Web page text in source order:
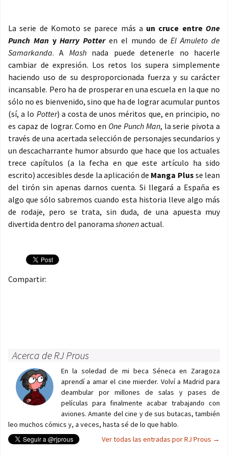
La serie de Komoto se parece más a un cruce entre One
Punch ManyHarry Potteren el mundo deEl Amuleto de
Samarkanda. A Mashnada puede detenerle no hacerle
cambiar de expresión. Los retos los supera simplemente
haciendo uso de su desproporcionada fuerza y su carácter
incansable. Pero ha de prosperar en una escuela en la que no
sólo no es bienvenido, sino que ha de lograr acumular puntos
(sí, a lo Potter) a costa de unos méritos que, en principio, no
es capaz de lograr. Como en One Punch Man, la serie pivota a
través de una acertada selección de personajes secundarios y
un descacharrante humor absurdo que hace que los actuales
trece capítulos (a la fecha en que este artículo ha sido
escrito) accesibles desde la aplicación de Manga Plus se lean
del tirón sin apenas darnos cuenta. Si llegará a España es
algo que sólo sabremos cuando esta historia lleve algo más
de rodaje, pero se trata, sin duda, de una apuesta muy
divertida dentro del panorama shonenactual.
Compartir:
Acerca de RJ Prous
En la soledad de mi beca Séneca en Zaragoza
aprendí a amar el cine mierder. Volví a Madrid para
deambular por millones de salas y pases de
películas para finalmente acabar trabajando con
aviones. Amante del cine y de sus butacas, también
leo muchos cómics y, a veces, hasta sé de lo que hablo.
Ver todas las entradas por RJ Prous →